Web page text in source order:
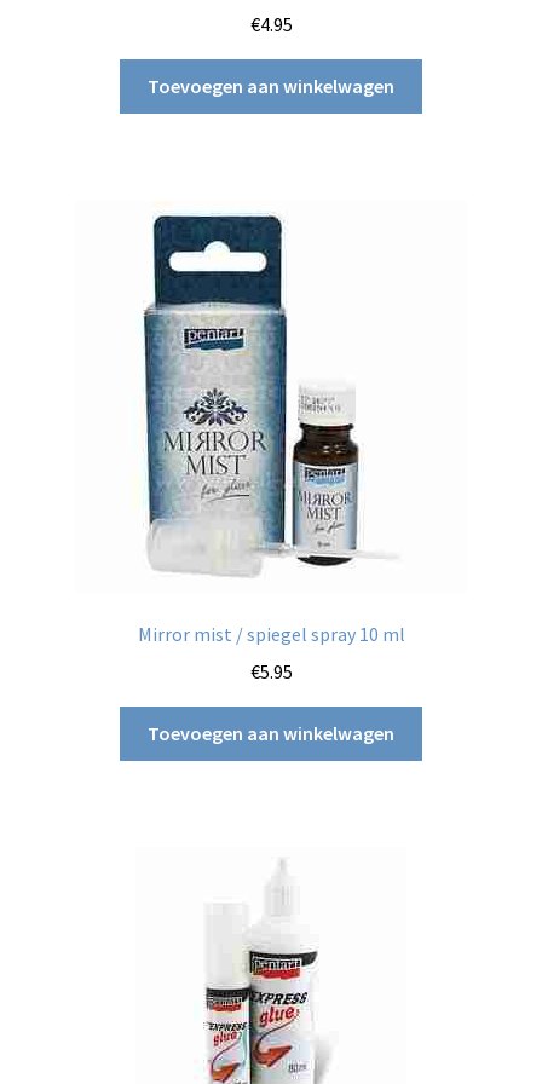
€4.95
Toevoegen aan winkelwagen
Mirror mist / spiegel spray 10 ml
€5.95
Toevoegen aan winkelwagen